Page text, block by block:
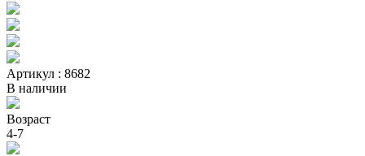
Артикул : 8682
В наличии
Возраст
4-7